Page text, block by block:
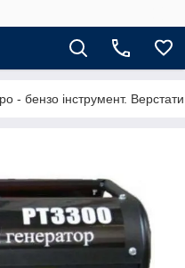
- бензо інструмент. Верстати